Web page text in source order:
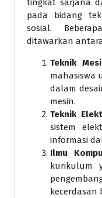
tingkat sarjana
pada bidang
sosial.
ditawarkan
Teknik
mahasiswa
dalam
mesin.
Teknik
sistem
informasi
Ilmu
kurikulum
kecerdasan